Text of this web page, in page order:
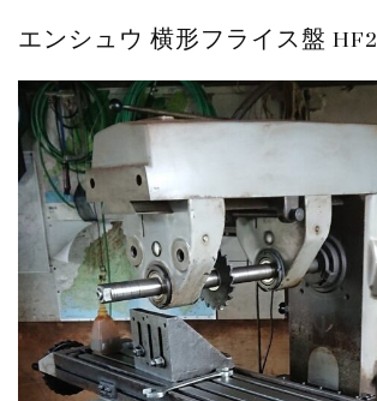
その他の工作機械
2026.5.19
販売 買取
2026.5.16
ダイヘン 交直両用TIG溶接機 AVP-...
販売 買取
2026.5.16
ダイヘン デジタルパルスMAG/MIG溶...
立形マシニングセンター
2026.4.28
ホーコス 4軸マシニングセンター NJ5...
立形マシニングセンター
2026.4.24
森精機 立形マシニングセンター NV50...
立形マシニングセンター
2026.4.19
森精機 立形マシニングセンター NV50...
立形マシニングセンター
2026.7.1
エンシュウ 横形フライス盤 HF2